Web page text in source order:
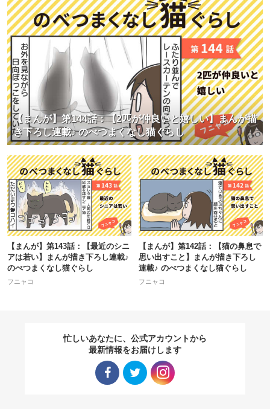
【まんが】第144話：【2匹が仲良いと嬉しい】まんが描
き下ろし連載♪ のべつまくなし猫ぐらし
【まんが】第143話：【最近のシニ
アは若い】まんが描き下ろし連載♪
のべつまくなし猫ぐらし
フニャコ
【まんが】第142話：【猫の鼻息で
思い出すこと】まんが描き下ろし
連載♪ のべつまくなし猫ぐらし
フニャコ
忙しいあなたに、公式アカウントから
最新情報をお届けします